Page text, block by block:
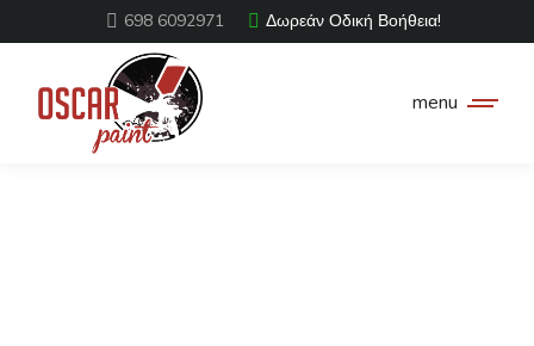
698 6092971 Δωρεάν Οδική Βοήθεια!
menu